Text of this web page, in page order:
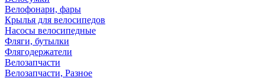
Велофонари, фары
Крылья для велосипедов
Насосы велосипедные
Фляги, бутылки
Флягодержатели
Велозапчасти
Велозапчасти, Разное